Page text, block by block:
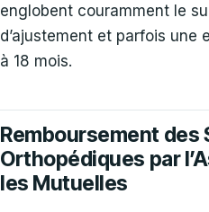
englobent couramment le
d’ajustement et parfois une
à 18 mois.
Remboursement des
Orthopédiques par
les Mutuelles